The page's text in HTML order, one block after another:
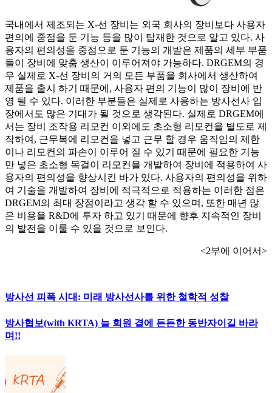
국내에서 제조되는 X-선 장비는 외국 회사의 장비보다 사용자
편의에 중점을 둔 기능 등을 많이 탑재한 것으로 알고 있다. 사
용자의 편의성을 중점으로 둔 기능의 개발은 제품의 세부 부품
들이 장비에 맞춤 생산이 이루어져야 가능하다. DRGEM의 경
우 실제로 X-선 장비의 거의 모든 부품을 회사에서 생산하여
제품을 출시 하기 때문에, 사용자 편의 기능이 많이 장비에 반
영 될 수 있다. 이러한 부분들은 실제로 사용하는 방사선사 입
장에서도 많은 기대가 될 것으로 생각된다. 실제로 DRGEM에
서는 장비 조작용 리모컨 이외에도 초소형 리모컨을 별도로 제
작하여, 근무복에 리모컨을 넣고 근무 할 경우 움직임의 제한
이나 리모컨의 파손이 이루어 질 수 있기 때문에 필요한 기능
만 넣은 초소형 목걸이 리모컨을 개발하여 장비에 적용하여 사
용자의 편의성을 향상시킨 바가 있다. 사용자의 편의성을 위하
여 기술을 개발하여 장비에 적극적으로 적용하는 이러한 점은
DRGEM의 최대 장점이라고 생각 할 수 있으며, 또한 매년 많
은 비용을 R&D에 투자 하고 있기 때문에 향후 지속적인 장비
의 발전을 이룰 수 있을 것으로 보인다.
<2부에 이어서>
방사선 피폭 시대: 미래 방사선사를 위한 철학적 성찰
방사협보(with KRTA) 늘 회원 곁에 든든한 동반자이길 바라
며!!